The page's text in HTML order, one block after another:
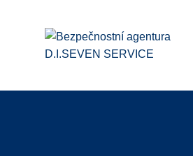
Bezpečnostní služby